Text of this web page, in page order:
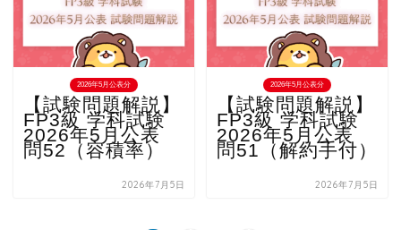
2026年5月公表分
【試験問題解説】
FP3級 学科試験
2026年5月公表
問52（容積率）
2026年7月5日
2026年5月公表分
【試験問題解説】
FP3級 学科試験
2026年5月公表
問51（解約手付）
2026年7月5日